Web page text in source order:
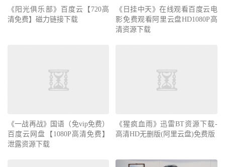
《阳光俱乐部》百度云【720高
清免费】磁力链接下载
《日挂中天》在线观看百度云电
影免费观看阿里云盘HD1080P高
清资源下载
《一战再战》国语（免vip免费）
百度云网盘【1080P高清免费】
泄露资源下载
《猩疯血雨》迅雷BT资源下载-
高清HD无删版(阿里云盘)免费版